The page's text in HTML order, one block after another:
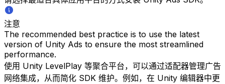
注意
The recommended best practice is to use the latest
version of Unity Ads to ensure the most streamlined
performance.
使用 Unity LevelPlay 等聚合平台，可以通过适配器管理广告
网络集成，从而简化 SDK 维护。例如，在 Unity 编辑器中更